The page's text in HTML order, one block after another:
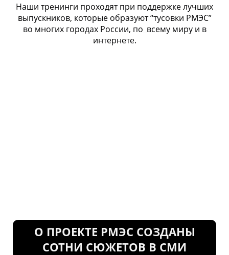
Наши тренинги проходят при поддержке лучших
выпускников, которые образуют “тусовки РМЭС”
во многих городах России, по всему миру и в
интернете.
О ПРОЕКТЕ РМЭС СОЗДАНЫ
СОТНИ СЮЖЕТОВ В СМИ